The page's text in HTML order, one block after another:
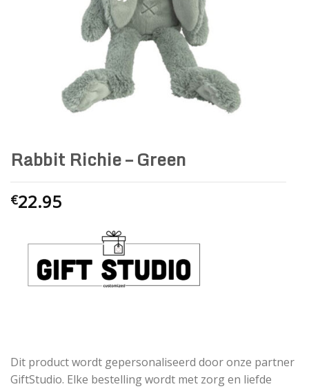
Rabbit Richie – Green
€22.95
Dit product wordt gepersonaliseerd door onze partner
GiftStudio. Elke bestelling wordt met zorg en liefde